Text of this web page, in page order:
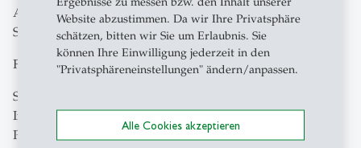
Website abzustimmen. Da wir Ihre Privatsphäre
schätzen, bitten wir Sie um Erlaubnis. Sie
können Ihre Einwilligung jederzeit in den
"Privatsphäreneinstellungen" ändern/anpassen.
Alle Cookies akzeptieren
Applied Economic Research (SIAW-HSG), University of
St.Gallen, 2024-
Faculty Member, Swiss Finance Institute, 2022-
Senior Research Fellow, Wharton Alternative Investments
Initiative, The Wharton School, University of
Pennsylvania, 2019-